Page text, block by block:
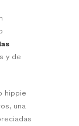
y de
hippie
una